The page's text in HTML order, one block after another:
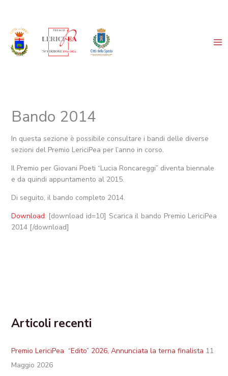
contenuto
Bando 2014
In questa sezione è possibile consultare i bandi delle diverse
sezioni del Premio LericiPea per l’anno in corso.
Il Premio per Giovani Poeti “Lucia Roncareggi” diventa biennale
e da quindi appuntamento al 2015.
Di seguito, il bando completo 2014.
Download: [download id=10] Scarica il bando Premio LericiPea
2014 [/download]
Articoli recenti
Premio LericiPea “Edito” 2026, Annunciata la terna finalista 11
Maggio 2026